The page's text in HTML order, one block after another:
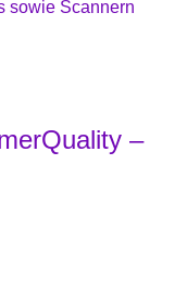
sowie Scannern
–